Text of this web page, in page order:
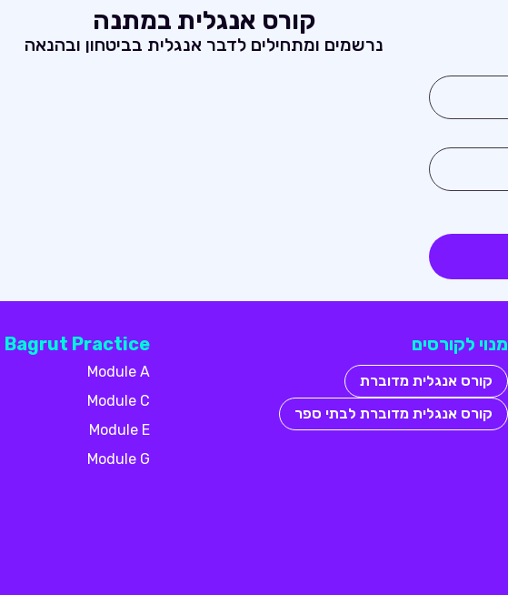
קורס אנגלית במתנה
נרשמים ומתחילים לדבר אנגלית בביטחון ובהנאה
מנוי לקורסים
קורס אנגלית מדוברת
קורס אנגלית מדוברת לבתי ספר
Bagrut Practice
Module A
Module C
Module E
Module G